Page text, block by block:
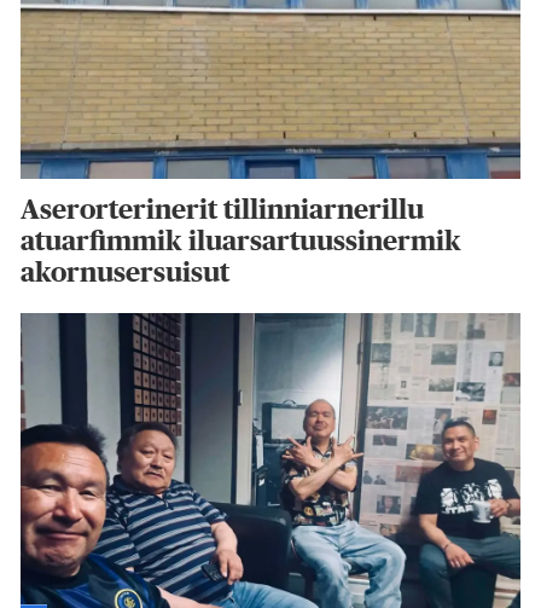
Aserorterinerit tillinniarnerillu
atuarfimmik iluarsartuussinermik
akornusersuisut